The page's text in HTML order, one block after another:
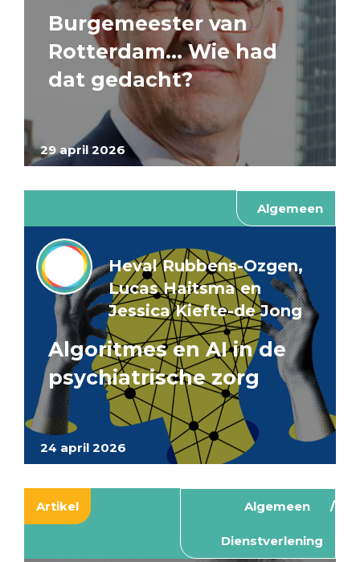
29 april 2026
Burgemeester van
Rotterdam… Wie had
dat gedacht?
Algemeen
24 april 2026
Heval Rubbens-Ozgen,
Lucas Haitsma en
Jessica Kiefte-de Jong
Algoritmes en AI in de
psychiatrische zorg
Artikel Algemeen
Dienstverlening